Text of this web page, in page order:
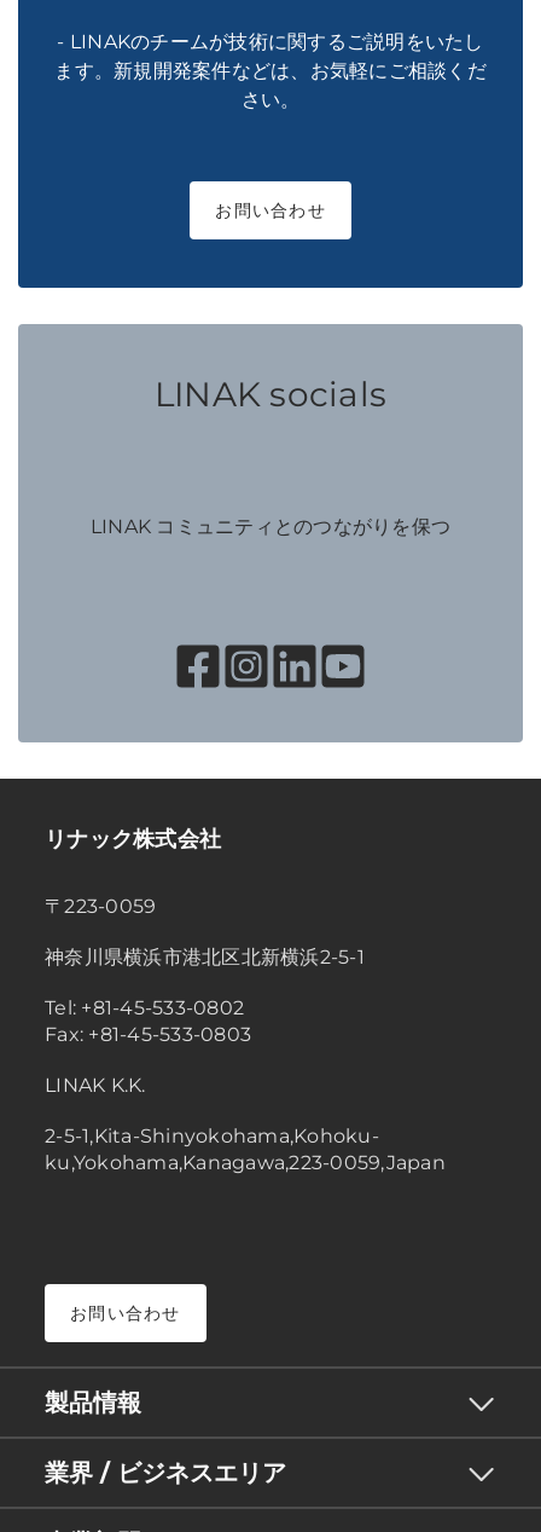
- LINAKのチームが技術に関するご説明をいたし
ます。新規開発案件などは、お気軽にご相談くだ
さい。
お問い合わせ
LINAK socials
LINAK コミュニティとのつながりを保つ
リナック株式会社
〒223-0059
神奈川県横浜市港北区北新横浜2-5-1
Tel: +81-45-533-0802
Fax: +81-45-533-0803
LINAK K.K.
2-5-1,Kita-Shinyokohama,Kohoku-
ku,Yokohama,Kanagawa,223-0059,Japan
お問い合わせ
製品情報
業界 / ビジネスエリア